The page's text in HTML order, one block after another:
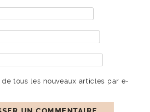
de tous les nouveaux articles par e-